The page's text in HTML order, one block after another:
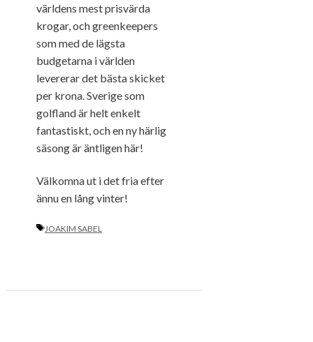
världens mest prisvärda
krogar, och greenkeepers
som med de lägsta
budgetarna i världen
levererar det bästa skicket
per krona. Sverige som
golfland är helt enkelt
fantastiskt, och en ny härlig
säsong är äntligen här!
Välkomna ut i det fria efter
ännu en lång vinter!
ETIKETTER
JOAKIM SABEL